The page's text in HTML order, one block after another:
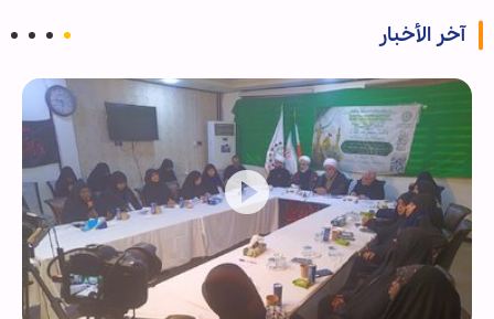
آخر الأخبار